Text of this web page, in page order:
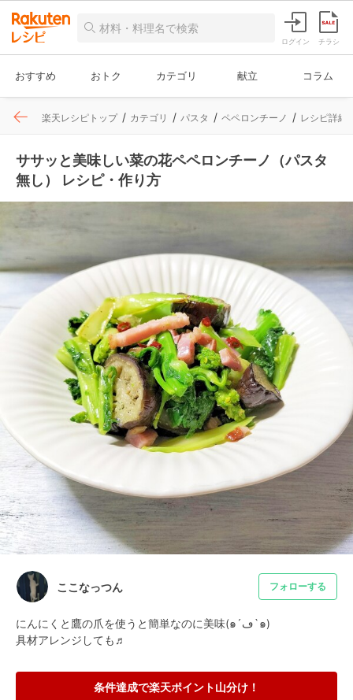
ログイン チラシ
おすすめ おトク カテゴリ 献立 コラム
楽天レシピトップ カテゴリ パスタ ペペロンチーノ レシピ詳細
ササッと美味しい菜の花ペペロンチーノ（パスタ
無し） レシピ・作り方
ここなっつん フォローする
にんにくと鷹の爪を使うと簡単なのに美味(๑´ڡ`๑)
具材アレンジしても♬
条件達成で楽天ポイント山分け！